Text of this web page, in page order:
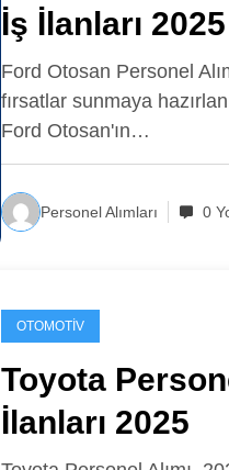
İş İlanları 2025
Ford Otosan Personel
fırsatlar sunmaya
Ford Otosan'ın…
Personel Alımları 0
OTOMOTIV
Toyota
İlanları 2025